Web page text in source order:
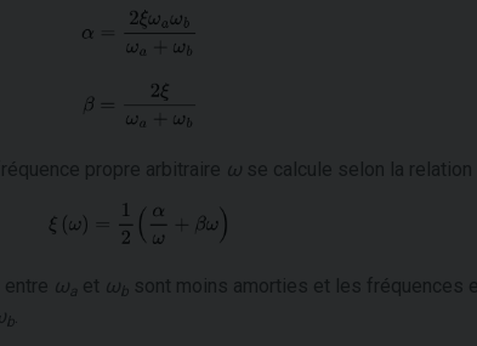
propre arbitraire ω se calcule selon la relation :
ωa et ωb sont moins amorties et les fréquences
b